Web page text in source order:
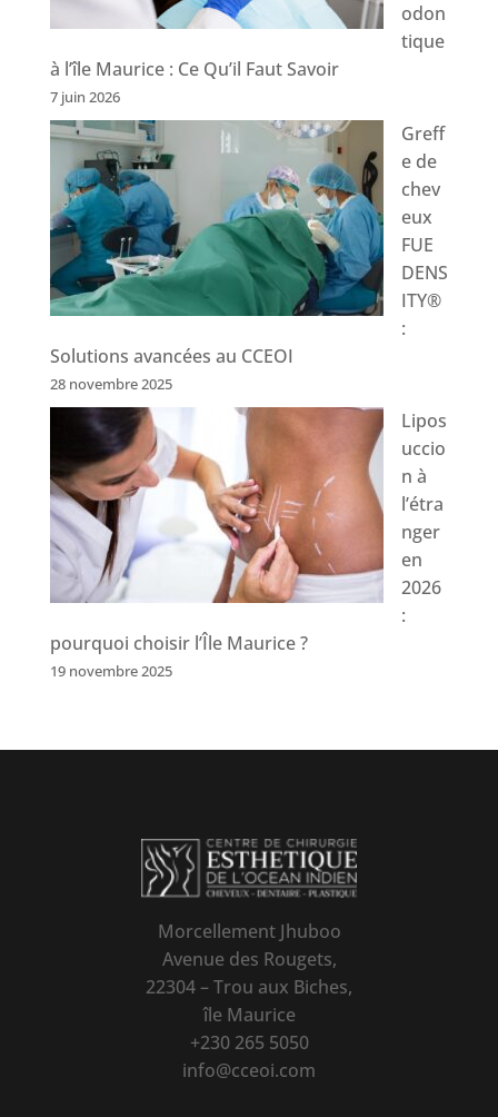
odon
tique
à l’île Maurice : Ce Qu’il Faut Savoir
7 juin 2026
Greff
e de
chev
eux
FUE
DENS
ITY®
:
Solutions avancées au CCEOI
28 novembre 2025
Lipos
uccio
n à
l’étra
nger
en
2026
:
pourquoi choisir l’Île Maurice ?
19 novembre 2025
Morcellement Jhuboo
Avenue des Rougets,
22304 – Trou aux Biches,
île Maurice
+230 265 5050
info@cceoi.com